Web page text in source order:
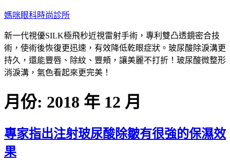
跳
主
要
內
容
媽咪眼科時尚診所
新一代視優SILK極飛秒近視雷射手術，專利雙凸透鏡密合技
術，使術後恢復更迅速，有效降低乾眼症狀。玻尿酸除淚溝更
持久，還能豐唇、除紋、豐頰，讓美麗不打折！玻尿酸微整形
消淚溝，氣色看起來更完美！
月份: 2018 年 12 月
專家指出注射玻尿酸除皺有很強的保濕效
果